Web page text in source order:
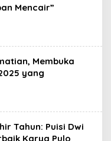
Mencair”
Membuka
yang
Tahun: Puisi Dwi
Karya Pulo